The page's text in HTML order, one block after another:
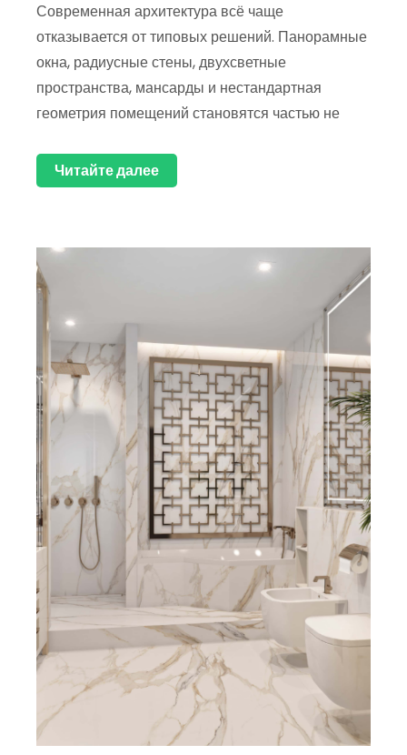
Современная архитектура всё чаще
отказывается от типовых решений. Панорамные
окна, радиусные стены, двухсветные
пространства, мансарды и нестандартная
геометрия помещений становятся частью не
Читайте далее